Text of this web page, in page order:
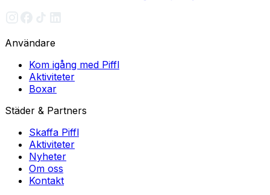
Användare
Kom igång med Piffl
Aktiviteter
Boxar
Städer & Partners
Skaffa Piffl
Aktiviteter
Nyheter
Om oss
Kontakt